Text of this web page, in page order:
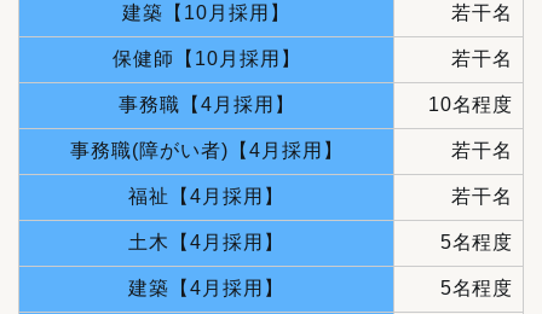
建築【10月採用】 若干名
保健師【10月採用】 若干名
事務職【4月採用】 10名程度
事務職(障がい者)【4月採用】 若干名
福祉【4月採用】 若干名
土木【4月採用】 5名程度
建築【4月採用】 5名程度